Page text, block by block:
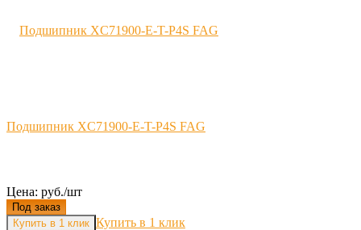
Подшипник XC71900-E-T-P4S FAG
Цена: руб./шт
Под заказ
Купить в 1 клик